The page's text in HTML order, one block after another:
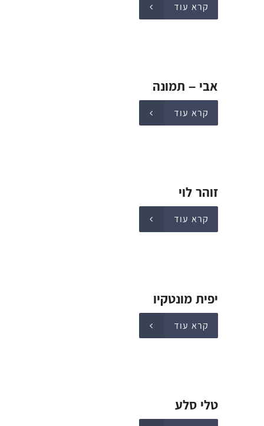
קרא עוד
אבי – תמונה
קרא עוד
זוהר לוי
קרא עוד
יפית מונטקיו
קרא עוד
טלי סלע